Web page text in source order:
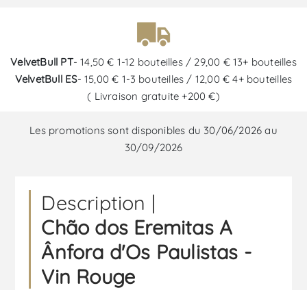
VelvetBull PT- 14,50 € 1-12 bouteilles / 29,00 € 13+ bouteilles
VelvetBull ES- 15,00 € 1-3 bouteilles / 12,00 € 4+ bouteilles
( Livraison gratuite +200 €)
Les promotions sont disponibles du 30/06/2026 au
30/09/2026
Description |
Chão dos Eremitas A
Ânfora d'Os Paulistas -
Vin Rouge